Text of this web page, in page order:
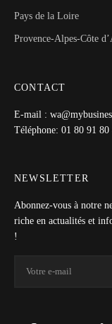
Pays de la Loire
Provence-Alpes-Côte
CONTACT
E-mail :
Téléphone: 01 80 91 80
NEWSLETTER
Abonnez-vous à notre
riche en actualités et
!